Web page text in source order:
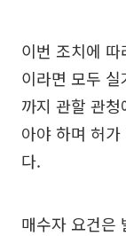
이번 조치에
이라면 모두
까지 관할 관
아야 하며 허
다.
매수자 요건은